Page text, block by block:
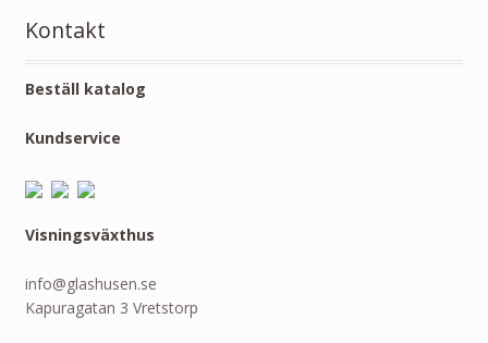
Kontakt
Beställ katalog
Kundservice
Visningsväxthus
info@glashusen.se
Kapuragatan 3 Vretstorp